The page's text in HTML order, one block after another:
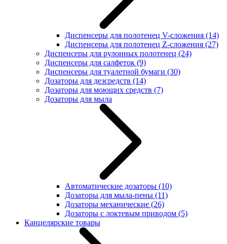
Диспенсеры для полотенец V-сложения (14)
Диспенсеры для полотенец Z-сложения (27)
Диспенсеры для рулонных полотенец (24)
Диспенсеры для салфеток (9)
Диспенсеры для туалетной бумаги (30)
Дозаторы для дезсредств (14)
Дозаторы для моющих средств (7)
Дозаторы для мыла
Автоматические дозаторы (10)
Дозаторы для мыла-пены (11)
Дозаторы механические (26)
Дозаторы с локтевым приводом (5)
Канцелярские товары